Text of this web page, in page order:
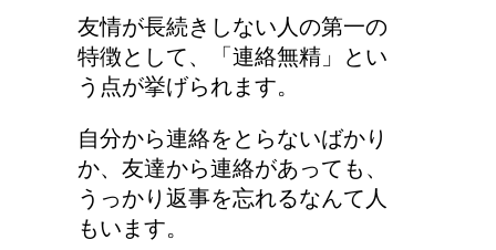
今月はピンチかも?!給料
から引かれる税金は月に
よって違う？
耳と肩が関係するの？耳
の違和感の原因は「肩こ
友情が長続きしない人の第一の
特徴として、「連絡無精」とい
う点が挙げられます。
自分から連絡をとらないばかり
か、友達から連絡があっても、
うっかり返事を忘れるなんて人
もいます。